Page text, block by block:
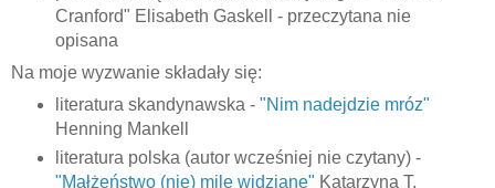
Cranford" Elisabeth Gaskell - przeczytana nie
opisana
Na moje wyzwanie składały się:
literatura skandynawska - "Nim nadejdzie mróz"
Henning Mankell
literatura polska (autor wcześniej nie czytany) -
"Małżeństwo (nie) mile widziane" Katarzyna T.